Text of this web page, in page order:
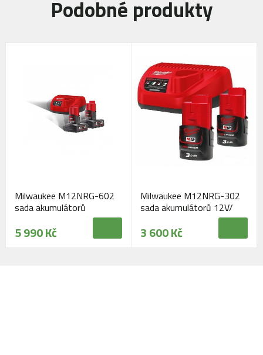
Podobné produkty
Milwaukee M12NRG-602
sada akumulátorů
5 990 Kč
Milwaukee M12NRG-302
sada akumulátorů 12V/
3 600 Kč